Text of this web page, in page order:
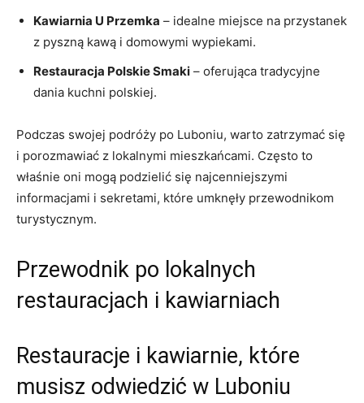
Kawiarnia U Przemka – idealne miejsce na przystanek
z pyszną kawą i domowymi wypiekami.
Restauracja Polskie Smaki – oferująca tradycyjne
dania kuchni polskiej.
Podczas swojej podróży po Luboniu, warto zatrzymać się
i porozmawiać z lokalnymi mieszkańcami. Często to
właśnie oni mogą podzielić się najcenniejszymi
informacjami i sekretami, które umknęły przewodnikom
turystycznym.
Przewodnik po lokalnych
restauracjach i kawiarniach
Restauracje i kawiarnie, które
musisz odwiedzić w Luboniu